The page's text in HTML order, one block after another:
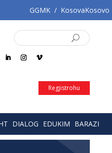
GGMK / KosovaKosovo
Regjistrohu
DIALOG EDUKIM BARAZI